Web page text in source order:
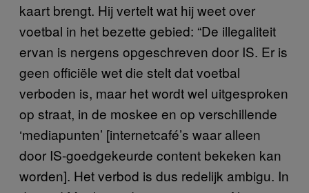
kaart brengt. Hij vertelt wat hij weet over
voetbal in het bezette gebied: “De illegaliteit
ervan is nergens opgeschreven door IS. Er is
geen officiële wet die stelt dat voetbal
verboden is, maar het wordt wel uitgesproken
op straat, in de moskee en op verschillende
‘mediapunten’ [internetcafé’s waar alleen
door IS-goedgekeurde content bekeken kan
worden]. Het verbod is dus redelijk ambigu. In